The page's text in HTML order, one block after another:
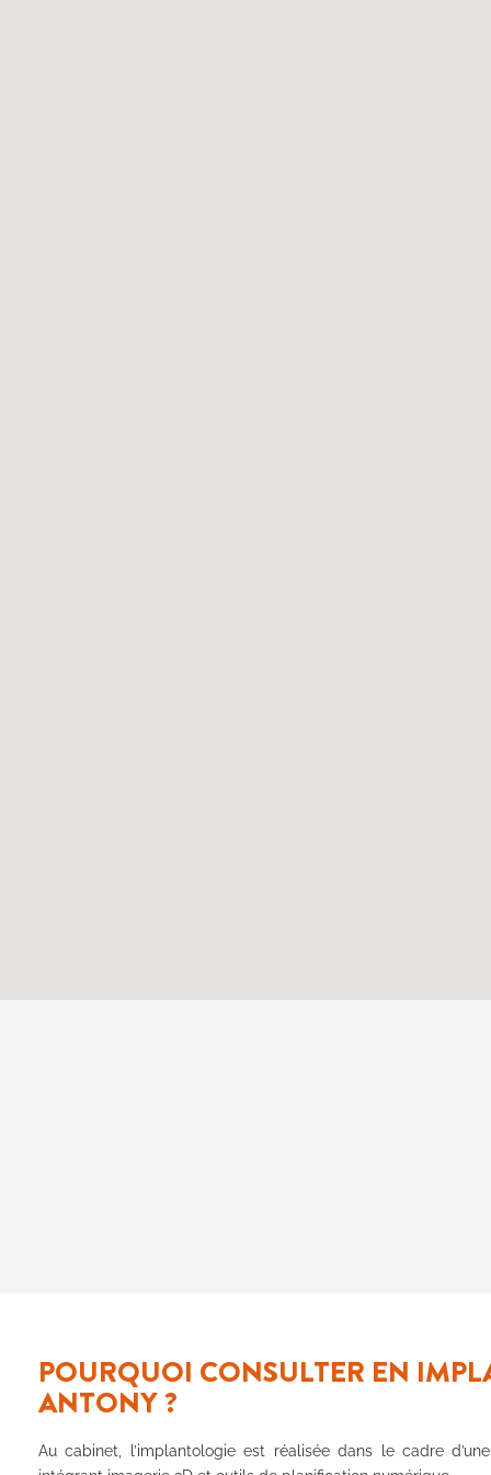
POURQUOI CONSULTER EN
ANTONY ?
Au cabinet, l’implantologie est réalisée dans le cadre